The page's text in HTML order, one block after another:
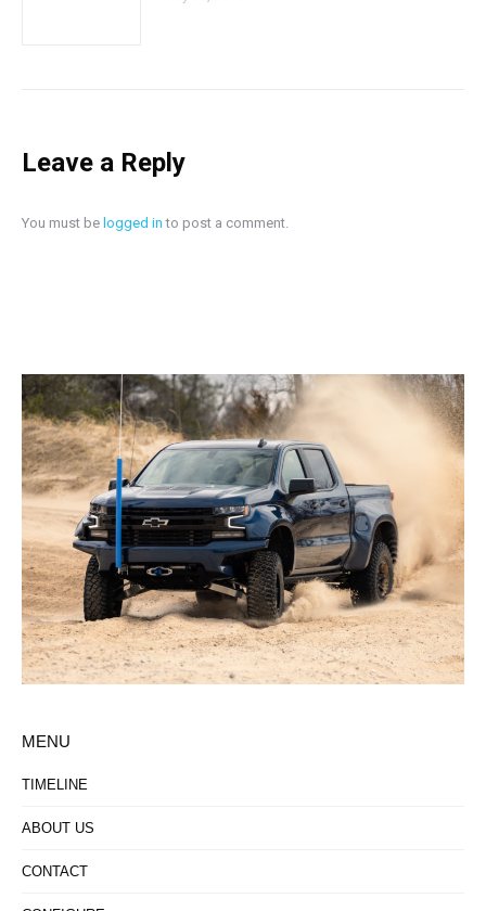
Leave a Reply
You must be logged in to post a comment.
MENU
TIMELINE
ABOUT US
CONTACT